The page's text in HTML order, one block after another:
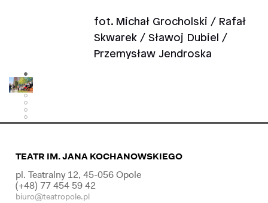
fot. Michał Grocholski / Rafał
Skwarek / Sławoj Dubiel /
Przemysław Jendroska
TEATR IM. JANA KOCHANOWSKIEGO
pl. Teatralny 12, 45-056 Opole
(+48) 77 454 59 42
biuro@teatropole.pl